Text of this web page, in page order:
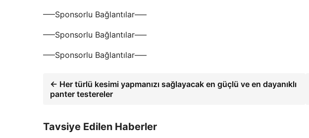
—–Sponsorlu Bağlantılar—–
—–Sponsorlu Bağlantılar—–
—–Sponsorlu Bağlantılar—–
← Her türlü kesimi yapmanızı sağlayacak en güçlü ve en dayanıklı
panter testereler
Tavsiye Edilen Haberler